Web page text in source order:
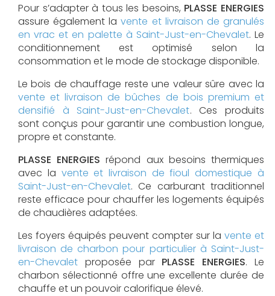
Pour s’adapter à tous les besoins, PLASSE ENERGIES
assure également lavente et livraison de granulés
en vrac et en palette à Saint-Just-en-Chevalet. Le
conditionnement est optimisé selon la
consommation et le mode de stockage disponible.
Le bois de chauffage reste une valeur sûre avec la
vente et livraison de bûches de bois premium et
densifié à Saint-Just-en-Chevalet. Ces produits
sont conçus pour garantir une combustion longue,
propre et constante.
PLASSE ENERGIES répond aux besoins thermiques
avec la vente et livraison de fioul domestique à
Saint-Just-en-Chevalet. Ce carburant traditionnel
reste efficace pour chauffer les logements équipés
de chaudières adaptées.
Les foyers équipés peuvent compter sur la vente et
livraison de charbon pour particulier à Saint-Just-
en-Chevalet proposée par PLASSE ENERGIES. Le
charbon sélectionné offre une excellente durée de
chauffe et un pouvoir calorifique élevé.